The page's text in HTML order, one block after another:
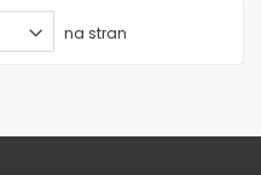
na stran